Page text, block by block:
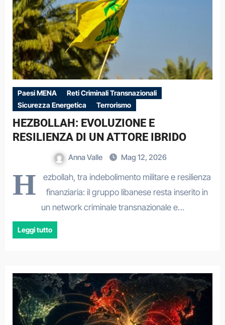
Paesi MENA
Reti Criminali Transnazionali
Sicurezza Energetica
Terrorismo
HEZBOLLAH: EVOLUZIONE E
RESILIENZA DI UN ATTORE IBRIDO
Anna Valle Mag 12, 2026
H
ezbollah, tra indebolimento militare e resilienza
finanziaria: il gruppo libanese resta inserito in
un network criminale transnazionale e…
Leggi tutto